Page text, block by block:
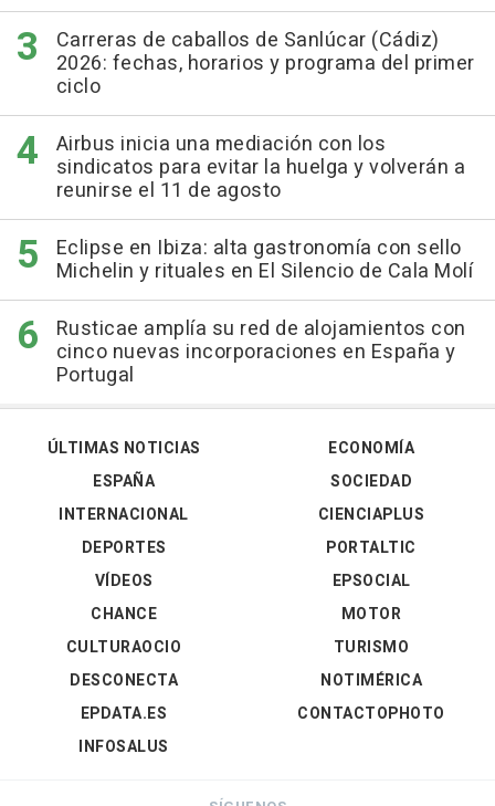
Carreras de caballos de Sanlúcar (Cádiz)
2026: fechas, horarios y programa del primer
ciclo
Airbus inicia una mediación con los
sindicatos para evitar la huelga y volverán a
reunirse el 11 de agosto
Eclipse en Ibiza: alta gastronomía con sello
Michelin y rituales en El Silencio de Cala Molí
Rusticae amplía su red de alojamientos con
cinco nuevas incorporaciones en España y
Portugal
ÚLTIMAS NOTICIAS
ESPAÑA
INTERNACIONAL
DEPORTES
VÍDEOS
ECONOMÍA
SOCIEDAD
CIENCIAPLUS
PORTALTIC
EPSOCIAL
CHANCE
CULTURAOCIO
DESCONECTA
EPDATA.ES
INFOSALUS
MOTOR
TURISMO
NOTIMÉRICA
CONTACTOPHOTO